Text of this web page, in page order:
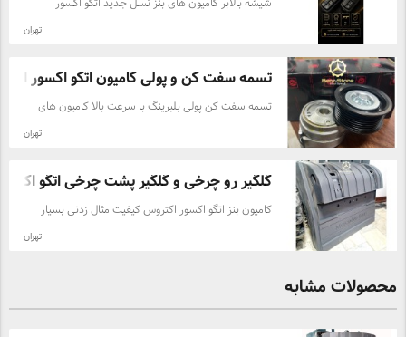
پاناسونیک بهترین کیفیت موجود در بازار جهت استعلامتهران
تسمه سفت کن و پولی کامیون اتگو اکسور
تسمه سفت کن پولی بلبرینگ با سرعت بالا کامیون های
کیفیت بهترین کیفیت موجود در بازار جهت استعلام قیمت
تهران
گلگیر رو چرخی و گلگیر پشت چرخی اتگو
کامیون بنز اتگو اکسور اکتروس کیفیت مثال زدنی بسیار
تهران
محصولات مشابه